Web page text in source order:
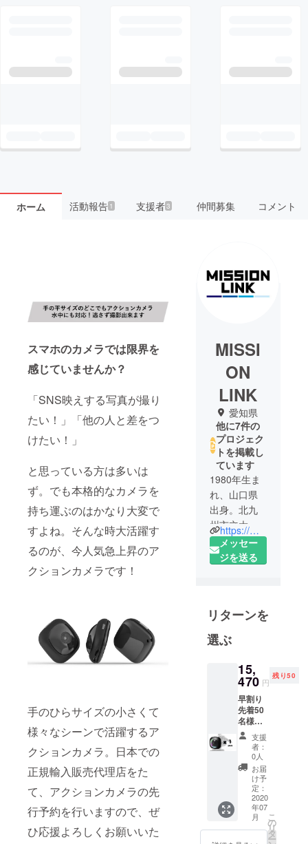
ホーム 活動報告1 支援者3 仲間募集 コメント
スマホのカメラでは限界を
感じていませんか？
「SNS映えする写真が撮り
たい！」「他の人と差をつ
けたい！」
と思っている方は多いは
ず。でも本格的なカメラを
持ち運ぶのはかなり大変で
すよね。そんな時大活躍す
るのが、今人気急上昇のア
クションカメラです！
手のひらサイズの小さくて
様々なシーンで活躍するア
クションカメラ。日本での
正規輸入販売代理店をた
て、アクションカメラの先
行予約を行いますので、ぜ
ひ応援よろしくお願いいた
MISSI
ON
LINK
愛知県
他に7件の
プロジェク
トを掲載し
ています
1980年生ま
れ、山口県
出身。北九
州市立大学
で外国語を
専攻。韓国
の留学経験
の中、日本
には無い革
や商品に触
れ、日本に
革新的な商
品を！ま
た、日本の
発信の製品
を世界へを
テーマに輸
入、輸出の
販売会社を
立ち上げ、
https://missionlink-group.com/
メッセー
ジを送る
リターンを
選ぶ
15,
470 円
残り50
早割り
先着50
名様
35％オ
フ ■ど
こでも
アク
ション
カメラ
本体１
台 [早割
り先着
50名様
支援
者：
0人
お届
け予
定：
2020
年07
月
こ
の
リ
タ
ー